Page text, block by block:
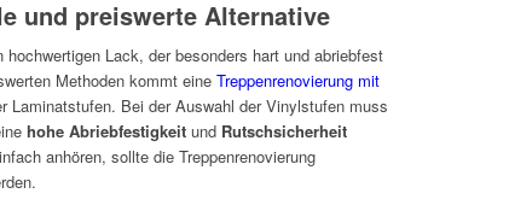
und preiswerte Alternative
hochwertigen Lack, der besonders hart und abriebfest
Methoden kommt eine Treppenrenovierung mit
Laminatstufen. Bei der Auswahl der Vinylstufen muss
hohe Abriebfestigkeit und Rutschsicherheit
anhören, sollte die Treppenrenovierung